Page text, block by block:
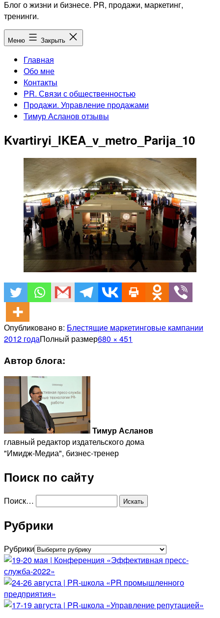
Блог о жизни и бизнесе. PR, продажи, маркетинг,
тренинги.
Меню Закрыть
Главная
Обо мне
Контакты
PR. Связи с общественностью
Продажи. Управление продажами
Тимур Асланов отзывы
Kvartiryi_IKEA_v_metro_Parija_10
Опубликовано в: Блестящие маркетинговые кампании
2012 годаПолный размер680 × 451
Автор блога:
Тимур Асланов
главный редактор издательского дома
"Имидж-Медиа", бизнес-тренер
Поиск по сайту
Поиск…
Рубрики
Рубрики